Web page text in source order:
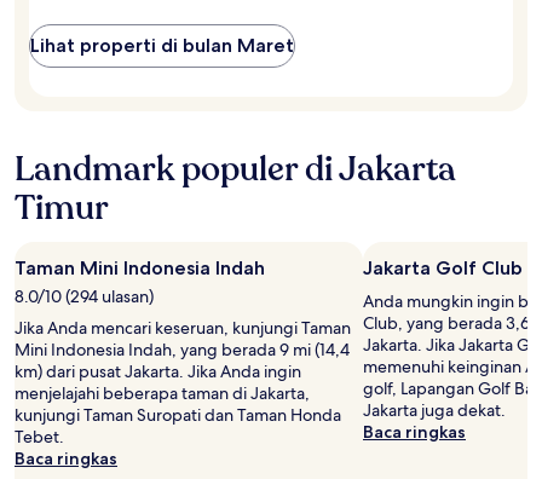
Lihat properti di bulan Maret
Landmark populer di Jakarta
Timur
Taman Mini Indonesia Indah
8.0/10 (294 ulasan)
Jika Anda mencari keseruan, kunjungi Taman
Mini Indonesia Indah, yang berada 9 mi (14,4
km) dari pusat Jakarta. Jika Anda ingin
menjelajahi beberapa taman di Jakarta,
kunjungi Taman Suropati dan Taman Honda
Tebet.
Baca ringkas
Jakarta Golf Club
Anda mungkin ingin
Club, yang berada 3,6
Jakarta. Jika Jakarta
memenuhi keinginan
golf, Lapangan Golf
Jakarta juga dekat.
Baca ringkas